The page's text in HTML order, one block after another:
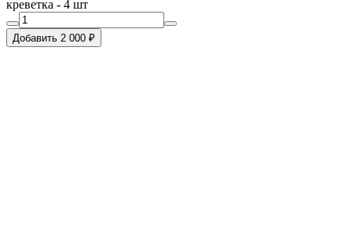
креветка - 4 шт
Добавить 2 000 ₽